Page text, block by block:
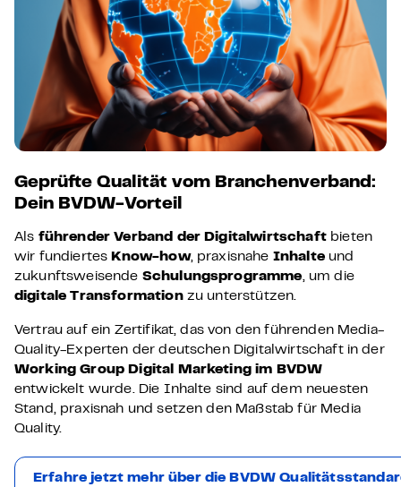
Geprüfte Qualität vom Branchenverband:
Dein BVDW-Vorteil
Als führender Verband der Digitalwirtschaftbieten
wir fundiertes Know-how, praxisnahe Inhalteund
zukunftsweisende Schulungsprogramme, um die
digitale Transformationzu unterstützen.
Vertrau auf ein Zertifikat, das von den führenden Media-
Quality-Experten der deutschen Digitalwirtschaft in der
Working Group Digital Marketing im BVDW
entwickelt wurde. Die Inhalte sind auf dem neuesten
Stand, praxisnah und setzen den Maßstab für Media
Quality.
Erfahre jetzt mehr über die BVDW